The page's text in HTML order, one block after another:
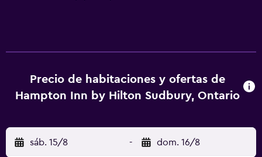
Precio de habitaciones y ofertas de
Hampton Inn by Hilton Sudbury, Ontario
sáb. 15/8 - dom. 16/8